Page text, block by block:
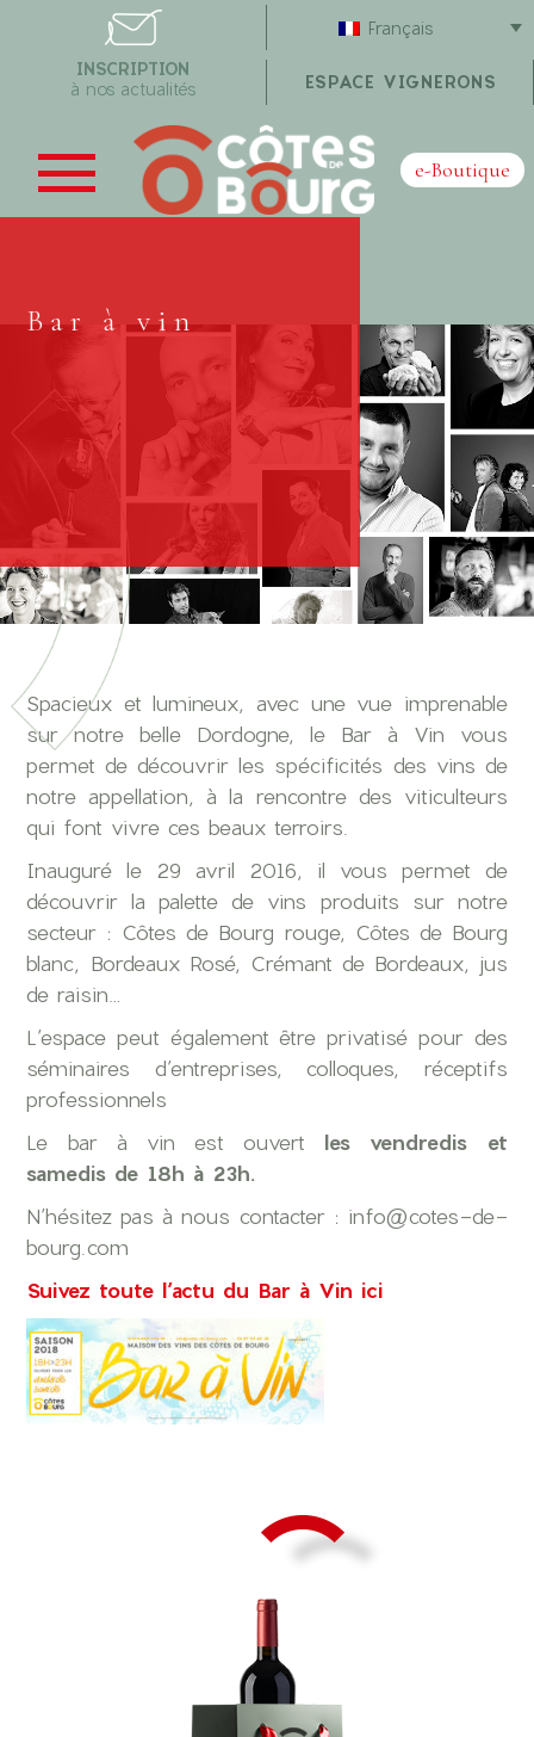
Français
ESPACE VIGNERONS
INSCRIPTION
à nos actualités
e-Boutique
Bar à vin
Spacieux et lumineux, avec une vue imprenable
sur notre belle Dordogne, le Bar à Vin vous
permet de découvrir les spécificités des vins de
notre appellation, à la rencontre des viticulteurs
qui font vivre ces beaux terroirs.
Inauguré le 29 avril 2016, il vous permet de
découvrir la palette de vins produits sur notre
secteur : Côtes de Bourg rouge, Côtes de Bourg
blanc, Bordeaux Rosé, Crémant de Bordeaux, jus
de raisin…
L’espace peut également être privatisé pour des
séminaires d’entreprises, colloques, réceptifs
professionnels
Le bar à vin est ouvert les vendredis et
samedis de 18h à 23h.
N’hésitez pas à nous contacter : info@cotes-de-
bourg.com
Suivez toute l’actu du Bar à Vin ici